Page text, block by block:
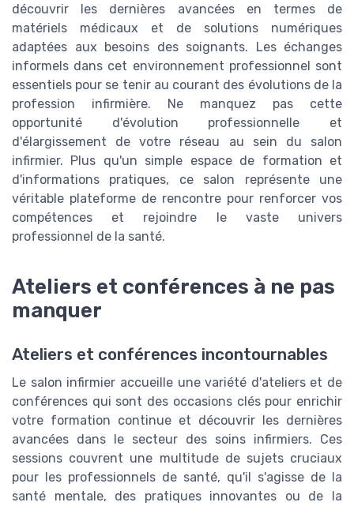
découvrir les dernières avancées en termes de
matériels médicaux et de solutions numériques
adaptées aux besoins des soignants. Les échanges
informels dans cet environnement professionnel sont
essentiels pour se tenir au courant des évolutions de la
profession infirmière. Ne manquez pas cette
opportunité d'évolution professionnelle et
d'élargissement de votre réseau au sein du salon
infirmier. Plus qu'un simple espace de formation et
d'informations pratiques, ce salon représente une
véritable plateforme de rencontre pour renforcer vos
compétences et rejoindre le vaste univers
professionnel de la santé.
Ateliers et conférences à ne pas
manquer
Ateliers et conférences incontournables
Le salon infirmier accueille une variété d'ateliers et de
conférences qui sont des occasions clés pour enrichir
votre formation continue et découvrir les dernières
avancées dans le secteur des soins infirmiers. Ces
sessions couvrent une multitude de sujets cruciaux
pour les professionnels de santé, qu'il s'agisse de la
santé mentale, des pratiques innovantes ou de la